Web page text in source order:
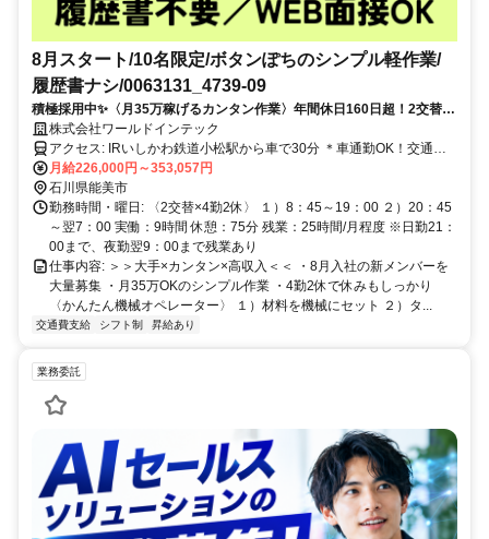
8月スタート/10名限定/ボタンぽちのシンプル軽作業/
履歴書ナシ/0063131_4739-09
積極採用中✨〈月35万稼げるカンタン作業〉年間休日160日超！2交替・
日払いOK・履歴書不要
株式会社ワールドインテック
アクセス: IRいしかわ鉄道小松駅から車で30分 ＊車通勤OK！交通費
規定支給 ＊野々市市内に寮あり（半額補助あり） ＊寮～工場までの
無料送迎あり 金沢市/野々市市/白山市/能美市/小松市 などの近隣エリ
アから通勤しているスタッフ多数！
月給226,000円～353,057円
石川県能美市
勤務時間・曜日: 〈2交替×4勤2休〉 １）8：45～19：00 ２）20：45
～翌7：00 実働：9時間 休憩：75分 残業：25時間/月程度 ※日勤21：
00まで、夜勤翌9：00まで残業あり
仕事内容: ＞＞大手×カンタン×高収入＜＜ ・8月入社の新メンバーを
大量募集 ・月35万OKのシンプル作業 ・4勤2休で休みもしっかり
〈かんたん機械オペレーター〉 １）材料を機械にセット ２）タ...
交通費支給 シフト制 昇給あり
業務委託